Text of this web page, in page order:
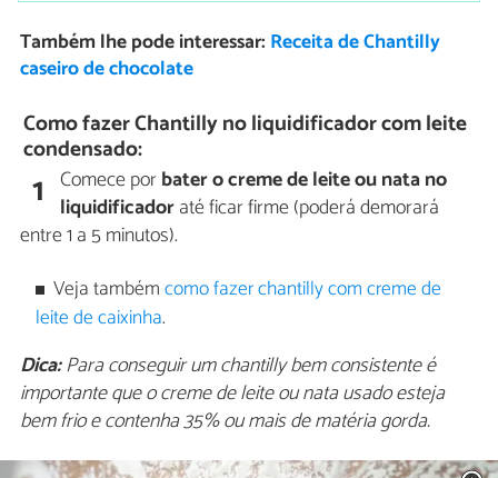
Também lhe pode interessar: Receita de Chantilly
caseiro de chocolate
Como fazer Chantilly no liquidificador com leite
condensado:
1 Comece porbater o creme de leite ou nata no
liquidificadoraté ficar firme (poderá demorará
entre 1 a 5 minutos).
Veja tambémcomo fazer chantilly com creme de
leite de caixinha.
Dica:Para conseguir um chantilly bem consistente é
importante que o creme de leite ou nata usado esteja
bem frio e contenha 35% ou mais de matéria gorda.